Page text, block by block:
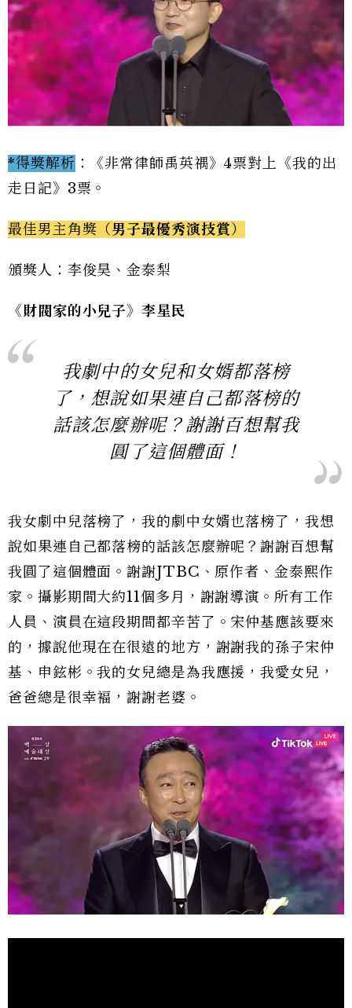
*得獎解析 ：《非常律師禹英禑》4票對上《我的出
走日記》3票。
最佳男主角獎（男子最優秀演技賞）
頒獎人：李俊昊、金泰梨
《財閥家的小兒子》李星民
我劇中的女兒和女婿都落榜
了，想說如果連自己都落榜的
話該怎麼辦呢？謝謝百想幫我
圓了這個體面！
我女劇中兒落榜了，我的劇中女婿也落榜了，我想
說如果連自己都落榜的話該怎麼辦呢？謝謝百想幫
我圓了這個體面。謝謝JTBC、原作者、金泰熙作
家。攝影期間大約11個多月，謝謝導演。所有工作
人員、演員在這段期間都辛苦了。宋仲基應該要來
的，據說他現在在很遠的地方，謝謝我的孫子宋仲
基、申鉉彬。我的女兒總是為我應援，我愛女兒，
爸爸總是很幸褔，謝謝老婆。